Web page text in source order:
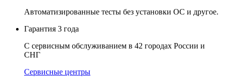
Автоматизированные тесты без установки ОС и другое.
Гарантия 3 года
С сервисным обслуживанием в 42 городах России и
СНГ
Сервисные центры